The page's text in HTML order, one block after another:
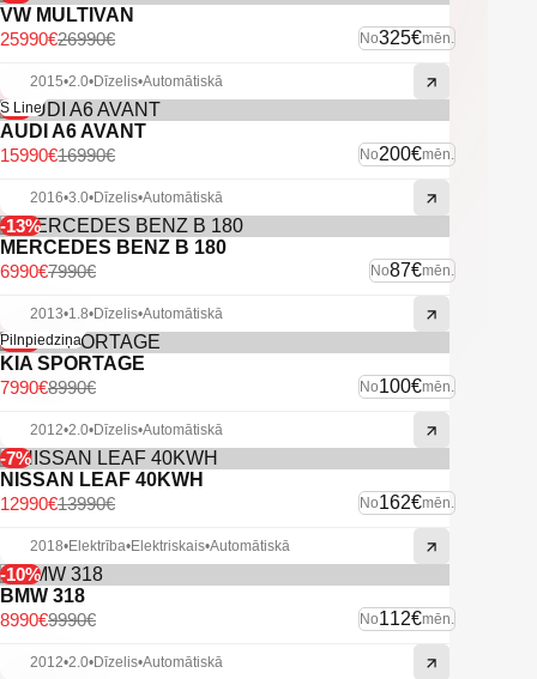
VW MULTIVAN
No325€mēn.
26990€
25990€
2015•2.0•Dīzelis•Automātiskā
-6%
S Line
AUDI A6 AVANT
No200€mēn.
16990€
15990€
2016•3.0•Dīzelis•Automātiskā
-13%
MERCEDES BENZ B 180
No87€mēn.
7990€
6990€
2013•1.8•Dīzelis•Automātiskā
-11%
Pilnpiedziņa
KIA SPORTAGE
No100€mēn.
8990€
7990€
2012•2.0•Dīzelis•Automātiskā
-7%
NISSAN LEAF 40KWH
No162€mēn.
13990€
12990€
2018•Elektrība•Elektriskais•Automātiskā
-10%
BMW 318
No112€mēn.
9990€
8990€
2012•2.0•Dīzelis•Automātiskā